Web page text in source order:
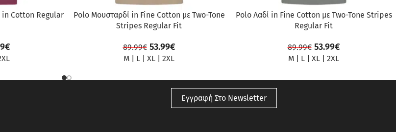
Cotton Regular
€
Polo Μουσταρδί in Fine Cotton με Two-Tone
Stripes Regular Fit
89.99€ 53.99€
M L XL 2XL
Polo Λαδί in Fine Cotton με Two-Tone Stripes
Regular Fit
89.99€ 53.99€
M L XL 2XL
Εγγραφή Στο Newsletter